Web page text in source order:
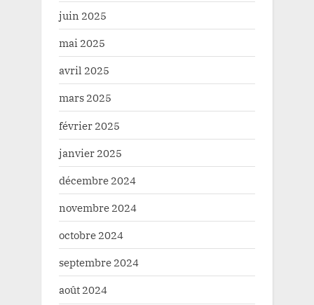
juin 2025
mai 2025
avril 2025
mars 2025
février 2025
janvier 2025
décembre 2024
novembre 2024
octobre 2024
septembre 2024
août 2024